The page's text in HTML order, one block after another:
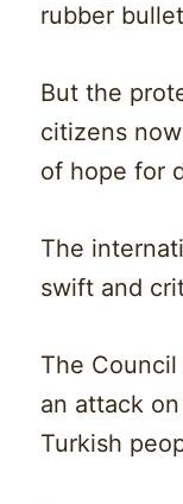
rubber
But the
citizens
of hope for
The
swift and
The
an attack
Turkish